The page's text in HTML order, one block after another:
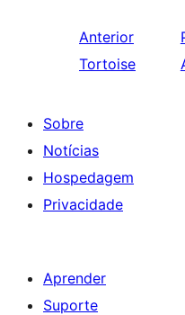
Anterior
Tortoise
Sobre
Notícias
Hospedagem
Privacidade
Aprender
Suporte